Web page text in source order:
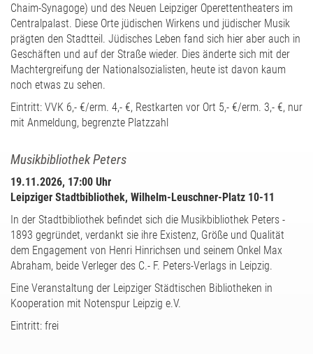
Chaim-Synagoge) und des Neuen Leipziger Operettentheaters im
Centralpalast. Diese Orte jüdischen Wirkens und jüdischer Musik
prägten den Stadtteil. Jüdisches Leben fand sich hier aber auch in
Geschäften und auf der Straße wieder. Dies änderte sich mit der
Machtergreifung der Nationalsozialisten, heute ist davon kaum
noch etwas zu sehen.
Eintritt: VVK 6,- €/erm. 4,- €, Restkarten vor Ort 5,- €/erm. 3,- €, nur
mit Anmeldung, begrenzte Platzzahl
Musikbibliothek Peters
19.11.2026, 17:00 Uhr
Leipziger Stadtbibliothek, Wilhelm-Leuschner-Platz 10-11
In der Stadtbibliothek befindet sich die Musikbibliothek Peters -
1893 gegründet, verdankt sie ihre Existenz, Größe und Qualität
dem Engagement von Henri Hinrichsen und seinem Onkel Max
Abraham, beide Verleger des C.- F. Peters-Verlags in Leipzig.
Eine Veranstaltung der Leipziger Städtischen Bibliotheken in
Kooperation mit Notenspur Leipzig e.V.
Eintritt: frei